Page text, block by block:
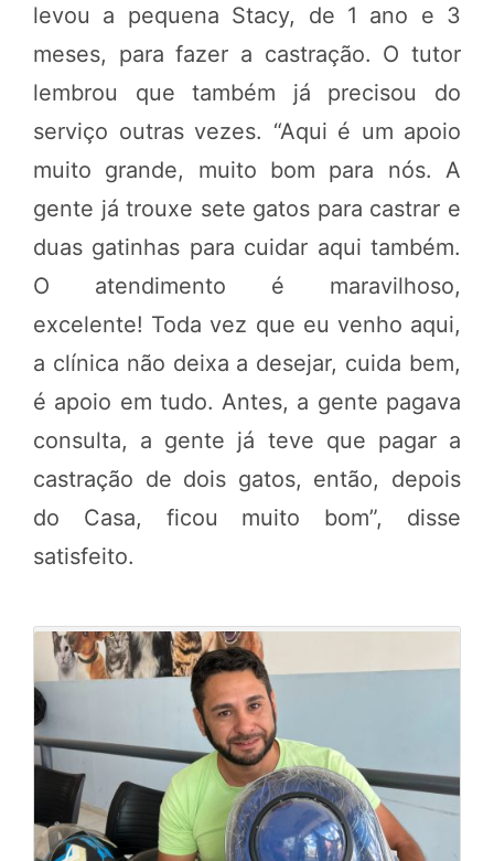
levou a pequena Stacy, de 1 ano e 3
meses, para fazer a castração. O tutor
lembrou que também já precisou do
serviço outras vezes. “Aqui é um apoio
muito grande, muito bom para nós. A
gente já trouxe sete gatos para castrar e
duas gatinhas para cuidar aqui também.
O atendimento é maravilhoso,
excelente! Toda vez que eu venho aqui,
a clínica não deixa a desejar, cuida bem,
é apoio em tudo. Antes, a gente pagava
consulta, a gente já teve que pagar a
castração de dois gatos, então, depois
do Casa, ficou muito bom”, disse
satisfeito.